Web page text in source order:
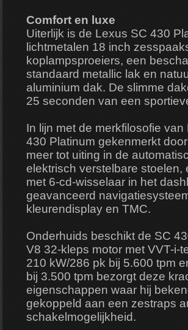
Comfort en luxe
Uiterlijk is de Lexus SC 430
lichtmetalen 18 inch
koplampsproeiers, een
standaard metallic lak en
aluminium dak. De slimme
25 seconden van een
In lijn met de merkfilosofie
430 Platinum gekenmerkt
meer tot uiting in de
elektrisch verstelbare
met 6-cd-wisselaar in het
geavanceerd
kleurendisplay en TMC.
Onderhuids beschikt de SC
V8 32-kleps motor met VVT-i-
210 kW/286 pk bij 5.600 tpm
bij 3.500 tpm bezorgt deze
eigenschappen waar hij
gekoppeld aan een zestraps
schakelmogelijkheid.